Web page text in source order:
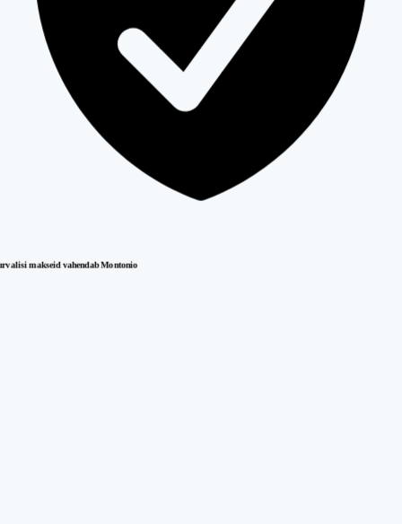
makseid vahendab Montonio